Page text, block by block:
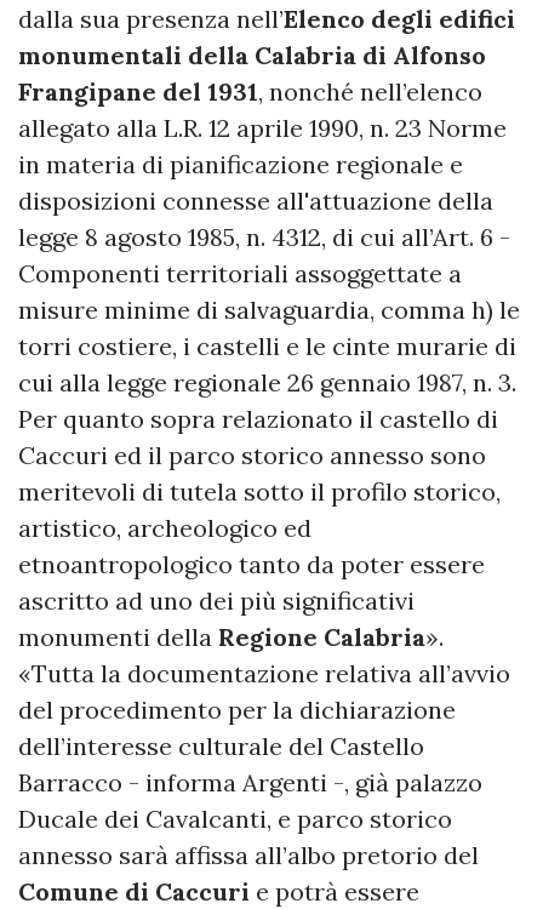
dalla sua presenza nell’Elenco degli edifici
monumentali della Calabria di Alfonso
Frangipane del 1931, nonché nell’elenco
allegato alla L.R. 12 aprile 1990, n. 23 Norme
in materia di pianificazione regionale e
disposizioni connesse all'attuazione della
legge 8 agosto 1985, n. 4312, di cui all’Art. 6 -
Componenti territoriali assoggettate a
misure minime di salvaguardia, comma h) le
torri costiere, i castelli e le cinte murarie di
cui alla legge regionale 26 gennaio 1987, n. 3.
Per quanto sopra relazionato il castello di
Caccuri ed il parco storico annesso sono
meritevoli di tutela sotto il profilo storico,
artistico, archeologico ed
etnoantropologico tanto da poter essere
ascritto ad uno dei più significativi
monumenti della Regione Calabria».
«Tutta la documentazione relativa all’avvio
del procedimento per la dichiarazione
dell’interesse culturale del Castello
Barracco - informa Argenti -, già palazzo
Ducale dei Cavalcanti, e parco storico
annesso sarà affissa all’albo pretorio del
Comune di Caccuri e potrà essere